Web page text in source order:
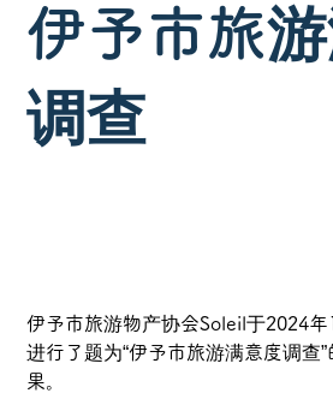
伊予市旅
调查
伊予市旅游物产协会Soleil于2024
进行了题为“伊予市旅游满意度调查
果。